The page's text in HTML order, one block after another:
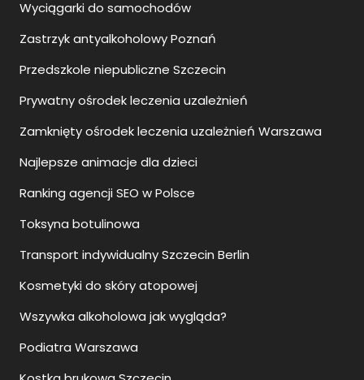
Wyciągarki do samochodów
Zastrzyk antyalkoholowy Poznań
Przedszkole niepubliczne Szczecin
Prywatny ośrodek leczenia uzależnień
Zamknięty ośrodek leczenia uzależnień Warszawa
Najlepsze animacje dla dzieci
Ranking agencji SEO w Polsce
Toksyna botulinowa
Transport indywidualny Szczecin Berlin
Kosmetyki do skóry atopowej
Wszywka alkoholowa jak wygląda?
Podiatra Warszawa